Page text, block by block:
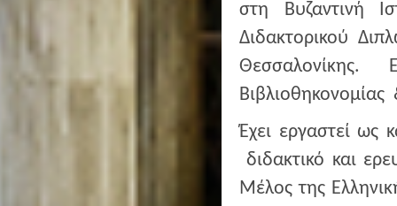
στη Βυζαντινή
Διδακτορικού
Θεσσαλονίκης.
Έχει εργαστεί ως
διδακτικό και
Μέλος της